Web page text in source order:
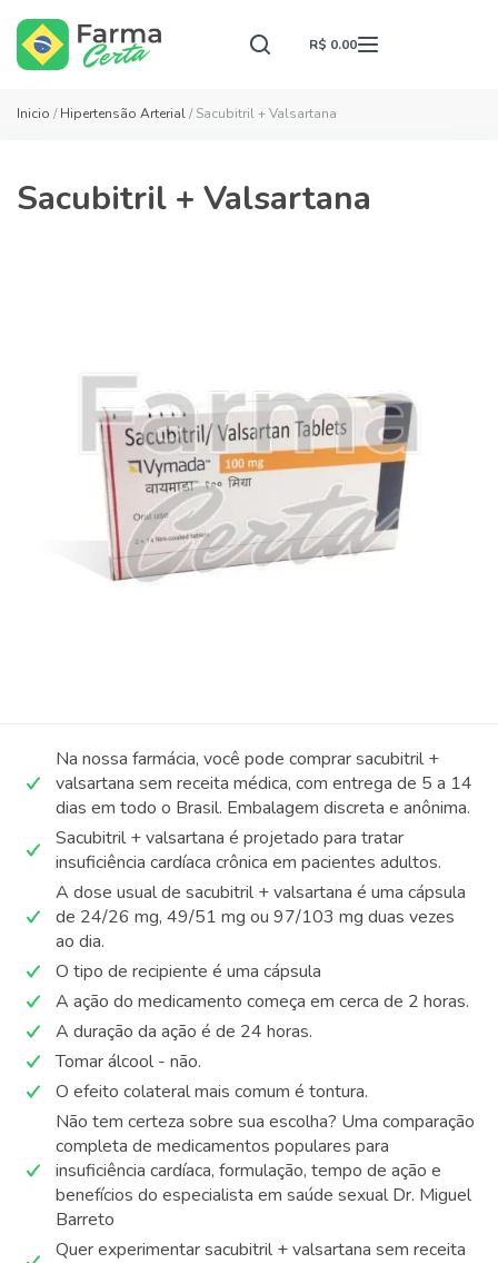
R$ 0.00
Inicio /Hipertensão Arterial/ Sacubitril + Valsartana
Sacubitril + Valsartana
Na nossa farmácia, você pode comprar sacubitril +
valsartana sem receita médica, com entrega de 5 a 14
dias em todo o Brasil. Embalagem discreta e anônima.
Sacubitril + valsartana é projetado para tratar
insuficiência cardíaca crônica em pacientes adultos.
A dose usual de sacubitril + valsartana é uma cápsula
de 24/26 mg, 49/51 mg ou 97/103 mg duas vezes
ao dia.
O tipo de recipiente é uma cápsula
A ação do medicamento começa em cerca de 2 horas.
A duração da ação é de 24 horas.
Tomar álcool - não.
O efeito colateral mais comum é tontura.
Não tem certeza sobre sua escolha? Uma comparação
completa de medicamentos populares para
insuficiência cardíaca, formulação, tempo de ação e
benefícios do especialista em saúde sexual Dr. Miguel
Barreto
Quer experimentar sacubitril + valsartana sem receita